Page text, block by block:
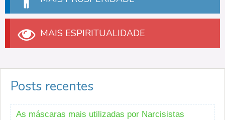
MAIS ESPIRITUALIDADE
Posts recentes
As máscaras mais utilizadas por Narcisistas